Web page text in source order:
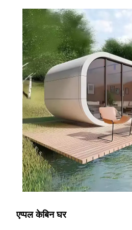
एप्पल केबिन घर